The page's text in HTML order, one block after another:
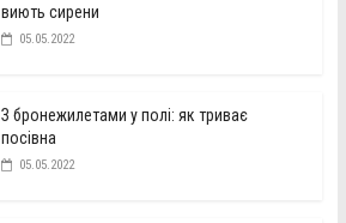
виють сирени
05.05.2022
З бронежилетами у полі: як триває
посівна
05.05.2022